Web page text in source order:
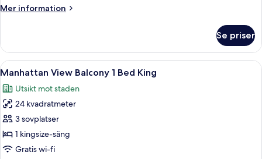
Mer information
Mer
2
Full
Beds
Se priser
Öppna
alla
foton
för
Manhattan
View
Balcony
Ett hotellrum med ett stort fönster,
6
Manhattan View Balcony 1 Bed King
Utsikt mot staden
24 kvadratmeter
3 sovplatser
1 kingsize-säng
Gratis wi-fi